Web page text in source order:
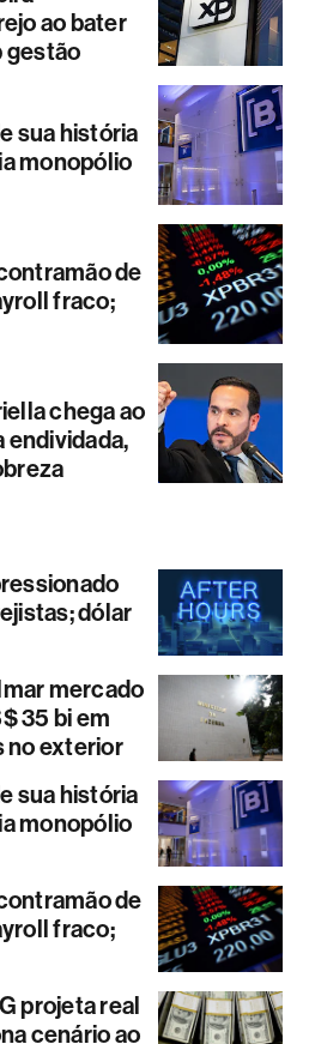
ao bater
gestão
sua história
monopólio
de
fraco;
chega ao
endividada,
dólar
mercado
35 bi em
no exterior
sua história
monopólio
de
fraco;
projeta real
cenário ao